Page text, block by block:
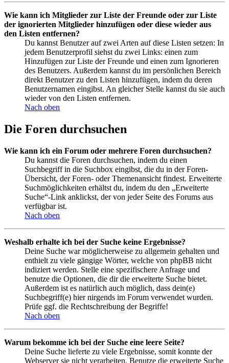
Wie kann ich Mitglieder zur Liste der Freunde oder zur Liste
der ignorierten Mitglieder hinzufügen oder diese wieder aus
den Listen entfernen?
Du kannst Benutzer auf zwei Arten auf diese Listen setzen: In
jedem Benutzerprofil siehst du zwei Links: einen zum
Hinzufügen zur Liste der Freunde und einen zum Ignorieren
des Benutzers. Außerdem kannst du im persönlichen Bereich
direkt Benutzer zu den Listen hinzufügen, indem du deren
Benutzernamen eingibst. An gleicher Stelle kannst du sie auch
wieder von den Listen entfernen.
Nach oben
Die Foren durchsuchen
Wie kann ich ein Forum oder mehrere Foren durchsuchen?
Du kannst die Foren durchsuchen, indem du einen
Suchbegriff in die Suchbox eingibst, die du in der Foren-
Übersicht, der Foren- oder Themenansicht findest. Erweiterte
Suchmöglichkeiten erhältst du, indem du den „Erweiterte
Suche“-Link anklickst, der von jeder Seite des Forums aus
verfügbar ist.
Nach oben
Weshalb erhalte ich bei der Suche keine Ergebnisse?
Deine Suche war möglicherweise zu allgemein gehalten und
enthielt zu viele gängige Wörter, welche von phpBB nicht
indiziert werden. Stelle eine spezifischere Anfrage und
benutze die Optionen, die dir die erweiterte Suche bietet.
Außerdem ist es natürlich auch möglich, dass dein(e)
Suchbegriff(e) hier nirgends im Forum verwendet wurden.
Prüfe ggf. die Rechtschreibung der Begriffe!
Nach oben
Warum bekomme ich bei der Suche eine leere Seite?
Deine Suche lieferte zu viele Ergebnisse, somit konnte der
Webserver sie nicht verarbeiten. Benutze die erweiterte Suche